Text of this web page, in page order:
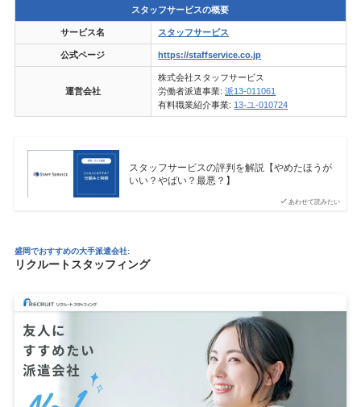
スタッフサービスの概要
サービス名 スタッフサービス
公式ページ https://staffservice.co.jp
運営会社
株式会社スタッフサービス
労働者派遣事業:派13-011061
有料職業紹介事業: 13-ユ-010724
あわせて読みたい
スタッフサービスの評判を解説【やめたほうが
いい？やばい？最悪？】
盛岡でおすすめの大手派遣会社:
リクルートスタッフィング